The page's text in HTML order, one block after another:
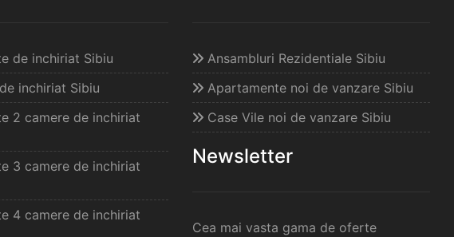
de inchiriat Sibiu
inchiriat Sibiu
2 camere de inchiriat
3 camere de inchiriat
4 camere de inchiriat
Ansambluri Rezidentiale Sibiu
Apartamente noi de vanzare Sibiu
Case Vile noi de vanzare Sibiu
Newsletter
Cea mai vasta gama de oferte